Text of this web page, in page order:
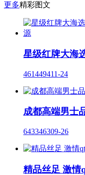
更多精彩图文
星级红牌大海
461449411-24
成都高端男士
643346309-26
精品丝足 激情